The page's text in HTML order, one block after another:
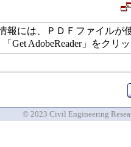
報には、ＰＤＦファイル
「Get AdobeReader」をク
© 2023 Civil Engineering